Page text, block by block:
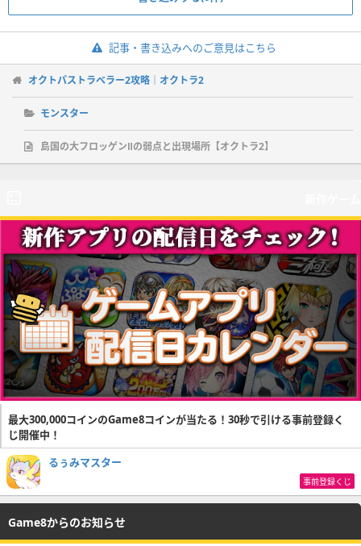
記事・書き込みへのご意見はこちら
オクトパストラベラー2攻略｜オクトラ2
モンスター
島国の大フロッゲンⅡの弱点と出現場所【オクトラ2】
最大300,000コインのGame8コインが当たる！30秒で引ける事前登録く
じ開催中！
るぅみマスター
事前登録くじ
Game8からのお知らせ